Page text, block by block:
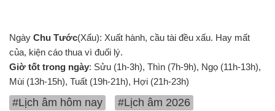
Ngày Chu Tước(Xấu): Xuất hành, cầu tài đều xấu. Hay mất
của, kiện cáo thua vì đuối lý.
Giờ tốt trong ngày: Sửu (1h-3h), Thìn (7h-9h), Ngọ (11h-13h),
Mùi (13h-15h), Tuất (19h-21h), Hợi (21h-23h)
#Lịch âm hôm nay
#Lịch âm 2026